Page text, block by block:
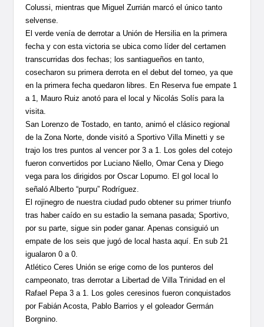
Colussi, mientras que Miguel Zurrián marcó el único tanto
selvense.
El verde venía de derrotar a Unión de Hersilia en la primera
fecha y con esta victoria se ubica como líder del certamen
transcurridas dos fechas; los santiagueños en tanto,
cosecharon su primera derrota en el debut del torneo, ya que
en la primera fecha quedaron libres. En Reserva fue empate 1
a 1, Mauro Ruiz anotó para el local y Nicolás Solís para la
visita.
San Lorenzo de Tostado, en tanto, animó el clásico regional
de la Zona Norte, donde visitó a Sportivo Villa Minetti y se
trajo los tres puntos al vencer por 3 a 1. Los goles del cotejo
fueron convertidos por Luciano Niello, Omar Cena y Diego
vega para los dirigidos por Oscar Lopumo. El gol local lo
señaló Alberto “purpu” Rodríguez.
El rojinegro de nuestra ciudad pudo obtener su primer triunfo
tras haber caído en su estadio la semana pasada; Sportivo,
por su parte, sigue sin poder ganar. Apenas consiguió un
empate de los seis que jugó de local hasta aquí. En sub 21
igualaron 0 a 0.
Atlético Ceres Unión se erige como de los punteros del
campeonato, tras derrotar a Libertad de Villa Trinidad en el
Rafael Pepa 3 a 1. Los goles ceresinos fueron conquistados
por Fabián Acosta, Pablo Barrios y el goleador Germán
Borgnino.